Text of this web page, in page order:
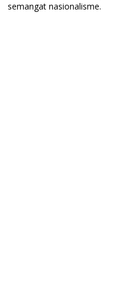
semangat nasionalisme.